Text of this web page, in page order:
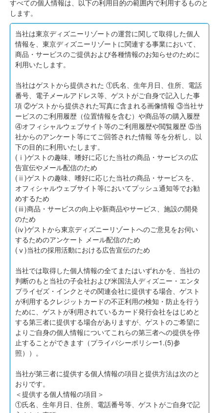
すべての個人情報は、以下の利用目的の範囲内で利用するものと
します。
当社は東京ディズニーリゾートの運営に関して取得した個人
情報を、東京ディズニーリゾートに関連する事業において、
商品・サービスのご提供および各種情報のお知らせのために
利用いたします。
当社はゲストから提供された ①氏名、生年月日、住所、電話
番号、電子メールアドレス等、ゲストがご自身で記入した事
項 ②ゲストから提供された写真に含まれる画像情報 ③当社サ
ービスのご利用履歴（位置情報を含む）や商品等の購入履歴
④オフィシャルウェブサイト等のご利用履歴や閲覧履歴 ⑤当
社からのアンケート等にてご回答された情報 等を分析し、以
下の目的に利用いたします。
(ⅰ)ゲストの趣味、嗜好に応じた当社の商品・サービスの広
告宣伝やメール配信のため
(ⅱ)ゲストの趣味、嗜好に応じた当社の商品・サービスを、
オフィシャルウェブサイト等においてプッシュ通知等でお勧
めするため
(ⅲ)商品・サービスの向上や新商品やサービス、施設の開発
のため
(ⅳ)ゲストから東京ディズニーリゾートへのご意見をお伺い
するためのアンケート メール配信のため
(ⅴ)当社の採用活動における広告宣伝のため
当社では取得した個人情報の全てまたはいずれかを、当社の
判断のもと当社の子会社および米国法人ディズニー・エンタ
プライゼズ・インクとその関連会社に提供する場合、ゲスト
が利用するクレジットカードの不正利用の検知・防止を行う
ために、ゲストが利用されているカード発行会社をはじめと
する第三者に提供する場合がありますが、ゲストのご希望に
よりご自身の個人情報についてこれらの第三者への提供を停
止することができます（プライバシーポリシー1.(5)参
照））。
当社が第三者に提供する個人情報の項目と提供方法は次のと
おりです。
＜提供する個人情報の項目＞
①氏名、生年月日、住所、電話番号等、ゲストがご自身で記